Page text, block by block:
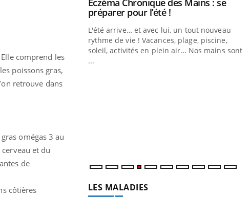
comprend les
poissons gras,
retrouve dans
omégas 3 au
et du
de
côtières
Youtube
Eczéma Chronique des Mains : se
préparer pour l’été !Youtube
L'été arrive… et avec lui, un tout nouveau
rythme de vie ! Vacances, plage, piscine,
soleil, activités en plein air… Nos mains sont
...
LES MALADIES